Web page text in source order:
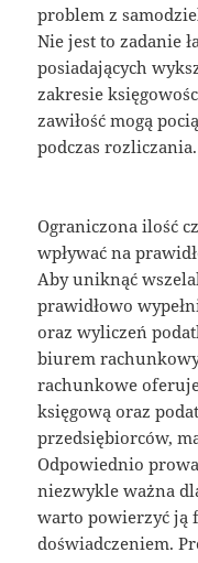
problem z
Nie jest to zadanie
posiadających
zakresie
zawiłość mogą
podczas rozliczania.
Ograniczona ilość
wpływać na
Aby uniknąć
prawidłowo
oraz wyliczeń
biurem
rachunkowe
księgową oraz
przedsiębiorców,
Odpowiednio
niezwykle ważna
warto powierzyć ją
doświadczeniem.